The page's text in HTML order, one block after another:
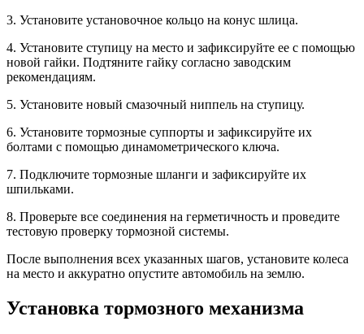
3. Установите установочное кольцо на конус шлица.
4. Установите ступицу на место и зафиксируйте ее с помощью
новой гайки. Подтяните гайку согласно заводским
рекомендациям.
5. Установите новый смазочный ниппель на ступицу.
6. Установите тормозные суппорты и зафиксируйте их
болтами с помощью динамометрического ключа.
7. Подключите тормозные шланги и зафиксируйте их
шпильками.
8. Проверьте все соединения на герметичность и проведите
тестовую проверку тормозной системы.
После выполнения всех указанных шагов, установите колеса
на место и аккуратно опустите автомобиль на землю.
Установка тормозного механизма